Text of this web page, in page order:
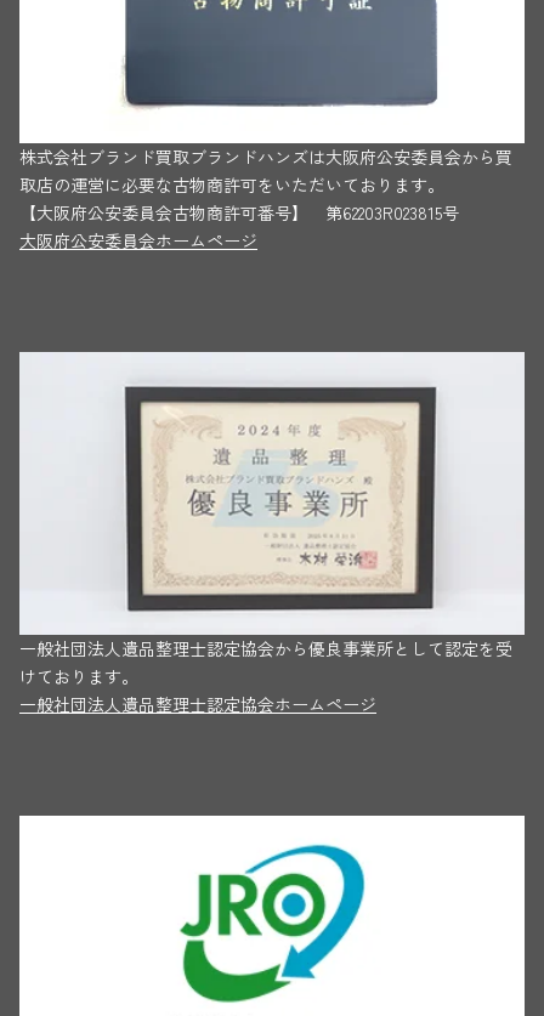
株式会社ブランド買取ブランドハンズは大阪府公安委員会から買
取店の運営に必要な古物商許可をいただいております。
【大阪府公安委員会古物商許可番号】 第62203R023815号
大阪府公安委員会ホームページ
一般社団法人遺品整理士認定協会から優良事業所として認定を受
けております。
一般社団法人遺品整理士認定協会ホームページ